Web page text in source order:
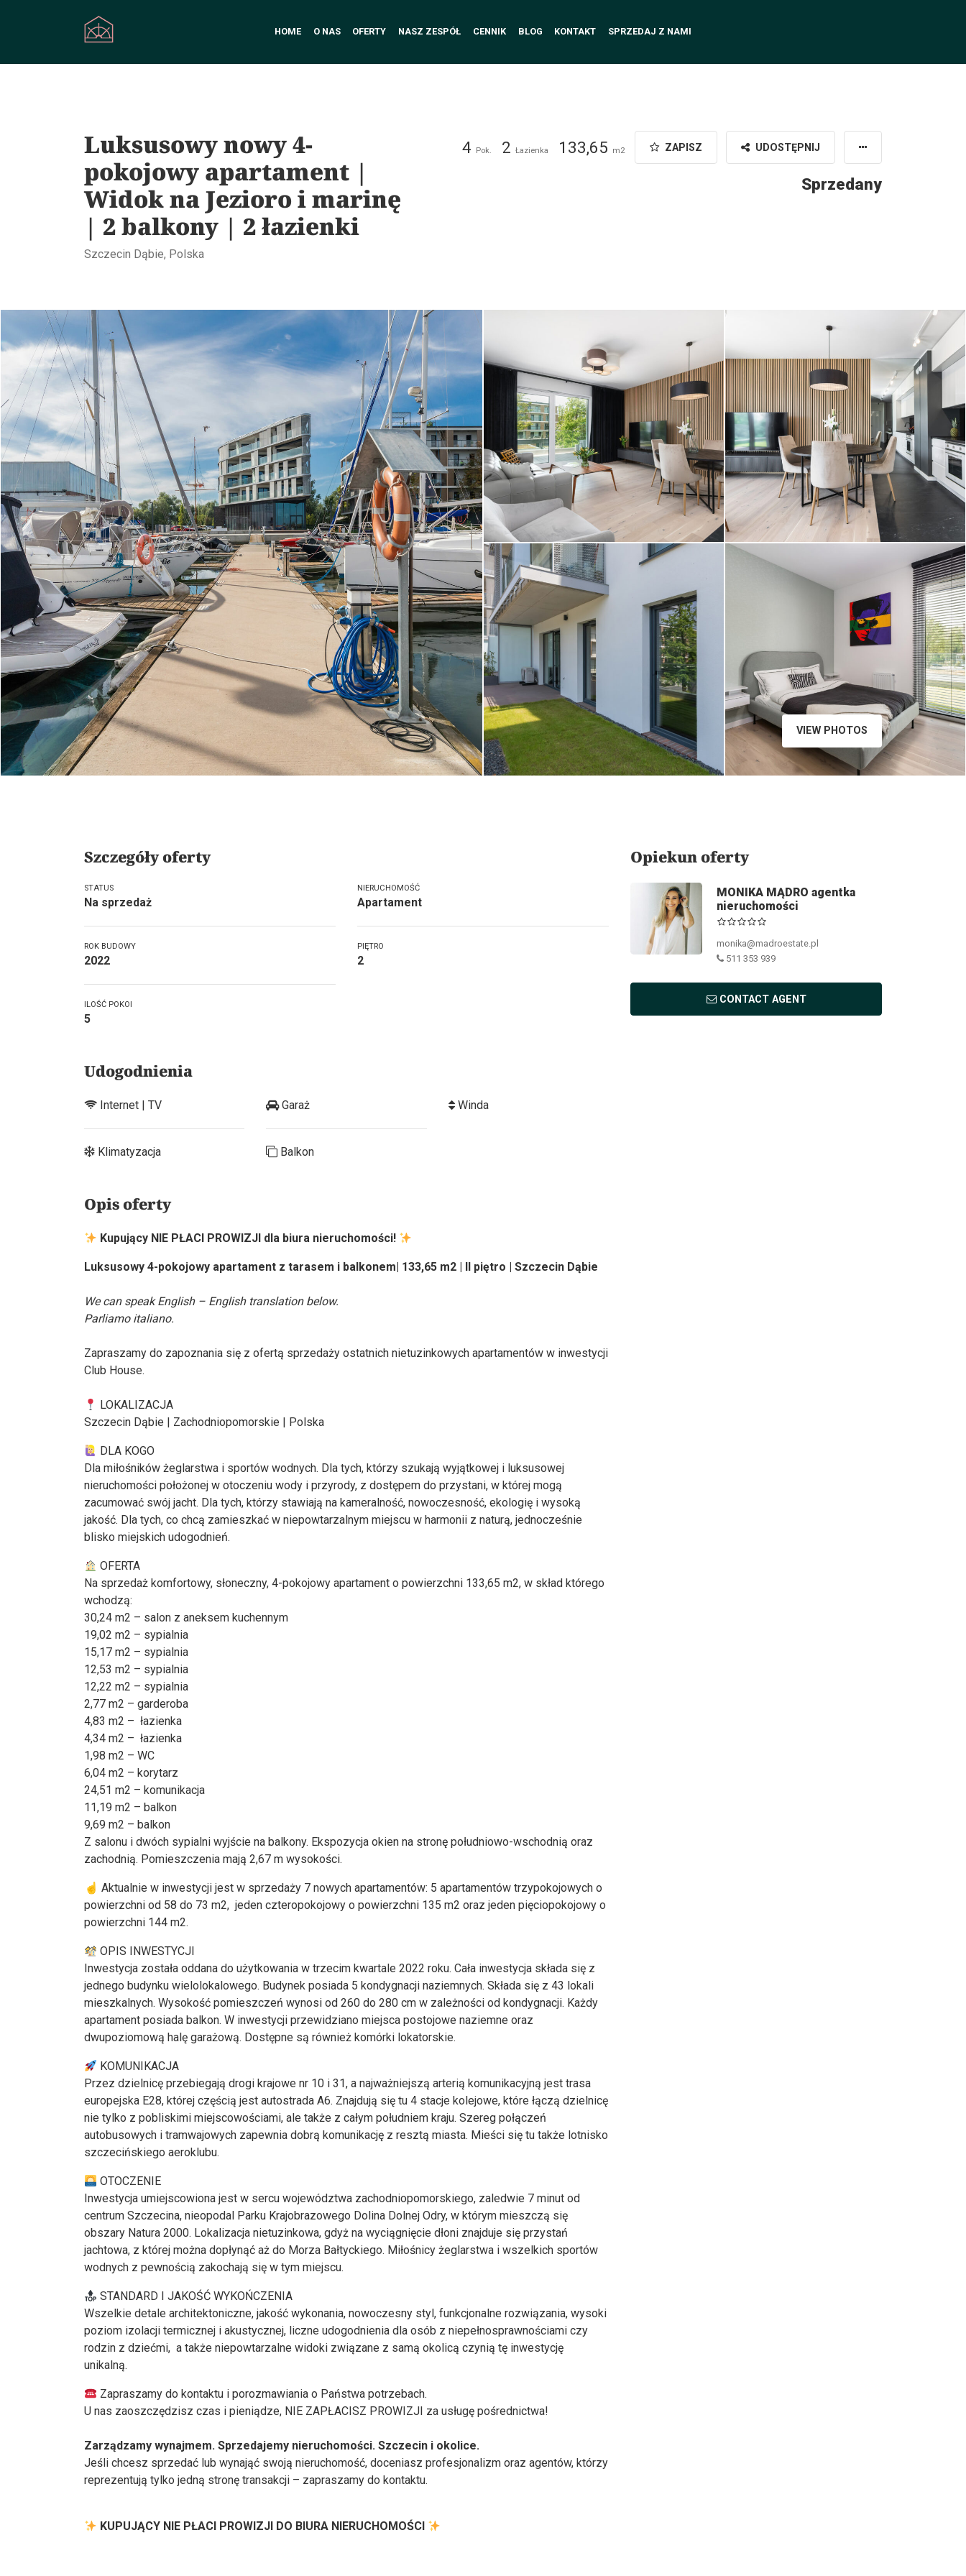
HOME O NAS OFERTY NASZ ZESPÓŁ CENNIK BLOG KONTAKT SPRZEDAJ Z NAMI
Luksusowy nowy 4-
pokojowy apartament |
Widok na Jezioro i marinę
| 2 balkony | 2 łazienki
Szczecin Dąbie, Polska
ZAPISZ UDOSTĘPNIJ
4 Pok. 2 Łazienka 133,65 m2
Sprzedany
Marina Developer Club House Szczecin | fot. STOLZ Photography Team
Marina Developer Club House Szczecin | fot.
STOLZ Photography Team
Marina Developer Club House Szczecin | fot.
STOLZ Photography Team
Marina Developer Club House Szczecin | fot.
STOLZ Photography Team
VIEW PHOTOS
Szczegóły oferty
STATUS
Na sprzedaż
NIERUCHOMOŚĆ
Apartament
ROK BUDOWY
2022
PIĘTRO
2
ILOŚĆ POKOI
5
Udogodnienia
Internet | TV Garaż Winda
Klimatyzacja Balkon
Opis oferty
Kupujący NIE PŁACI PROWIZJI dla biura nieruchomości!
Luksusowy 4-pokojowy apartament z tarasem i balkonem| 133,65 m2 | II piętro | Szczecin Dąbie
We can speak English – English translation below.
Parliamo italiano.
Zapraszamy do zapoznania się z ofertą sprzedaży ostatnich nietuzinkowych apartamentów w inwestycji
Club House.
LOKALIZACJA
Szczecin Dąbie | Zachodniopomorskie | Polska
DLA KOGO
Dla miłośników żeglarstwa i sportów wodnych. Dla tych, którzy szukają wyjątkowej i luksusowej
nieruchomości położonej w otoczeniu wody i przyrody, z dostępem do przystani, w której mogą
zacumować swój jacht. Dla tych, którzy stawiają na kameralność, nowoczesność, ekologię i wysoką
jakość. Dla tych, co chcą zamieszkać w niepowtarzalnym miejscu w harmonii z naturą, jednocześnie
blisko miejskich udogodnień.
OFERTA
Na sprzedaż komfortowy, słoneczny, 4-pokojowy apartament o powierzchni 133,65 m2, w skład którego
wchodzą:
30,24 m2 – salon z aneksem kuchennym
19,02 m2 – sypialnia
15,17 m2 – sypialnia
12,53 m2 – sypialnia
12,22 m2 – sypialnia
2,77 m2 – garderoba
4,83 m2 – łazienka
4,34 m2 – łazienka
1,98 m2 – WC
6,04 m2 – korytarz
24,51 m2 – komunikacja
11,19 m2 – balkon
9,69 m2 – balkon
Z salonu i dwóch sypialni wyjście na balkony. Ekspozycja okien na stronę południowo-wschodnią oraz
zachodnią. Pomieszczenia mają 2,67 m wysokości.
☝️ Aktualnie w inwestycji jest w sprzedaży 7 nowych apartamentów: 5 apartamentów trzypokojowych o
powierzchni od 58 do 73 m2, jeden czteropokojowy o powierzchni 135 m2 oraz jeden pięciopokojowy o
powierzchni 144 m2.
OPIS INWESTYCJI
Inwestycja została oddana do użytkowania w trzecim kwartale 2022 roku. Cała inwestycja składa się z
jednego budynku wielolokalowego. Budynek posiada 5 kondygnacji naziemnych. Składa się z 43 lokali
mieszkalnych. Wysokość pomieszczeń wynosi od 260 do 280 cm w zależności od kondygnacji. Każdy
apartament posiada balkon. W inwestycji przewidziano miejsca postojowe naziemne oraz
dwupoziomową halę garażową. Dostępne są również komórki lokatorskie.
KOMUNIKACJA
Przez dzielnicę przebiegają drogi krajowe nr 10 i 31, a najważniejszą arterią komunikacyjną jest trasa
europejska E28, której częścią jest autostrada A6. Znajdują się tu 4 stacje kolejowe, które łączą dzielnicę
nie tylko z pobliskimi miejscowościami, ale także z całym południem kraju. Szereg połączeń
autobusowych i tramwajowych zapewnia dobrą komunikację z resztą miasta. Mieści się tu także lotnisko
szczecińskiego aeroklubu.
OTOCZENIE
Inwestycja umiejscowiona jest w sercu województwa zachodniopomorskiego, zaledwie 7 minut od
centrum Szczecina, nieopodal Parku Krajobrazowego Dolina Dolnej Odry, w którym mieszczą się
obszary Natura 2000. Lokalizacja nietuzinkowa, gdyż na wyciągnięcie dłoni znajduje się przystań
jachtowa, z której można dopłynąć aż do Morza Bałtyckiego. Miłośnicy żeglarstwa i wszelkich sportów
wodnych z pewnością zakochają się w tym miejscu.
STANDARD I JAKOŚĆ WYKOŃCZENIA
Wszelkie detale architektoniczne, jakość wykonania, nowoczesny styl, funkcjonalne rozwiązania, wysoki
poziom izolacji termicznej i akustycznej, liczne udogodnienia dla osób z niepełnosprawnościami czy
rodzin z dziećmi, a także niepowtarzalne widoki związane z samą okolicą czynią tę inwestycję
unikalną.
Zapraszamy do kontaktu i porozmawiania o Państwa potrzebach.
U nas zaoszczędzisz czas i pieniądze, NIE ZAPŁACISZ PROWIZJI za usługę pośrednictwa!
Zarządzamy wynajmem. Sprzedajemy nieruchomości. Szczecin i okolice.
Jeśli chcesz sprzedać lub wynająć swoją nieruchomość, doceniasz profesjonalizm oraz agentów, którzy
reprezentują tylko jedną stronę transakcji – zapraszamy do kontaktu.
KUPUJĄCY NIE PŁACI PROWIZJI DO BIURA NIERUCHOMOŚCI
Opiekun oferty
MONIKA MĄDRO agentka
nieruchomości
monika@madroestate.pl
511 353 939
CONTACT AGENT